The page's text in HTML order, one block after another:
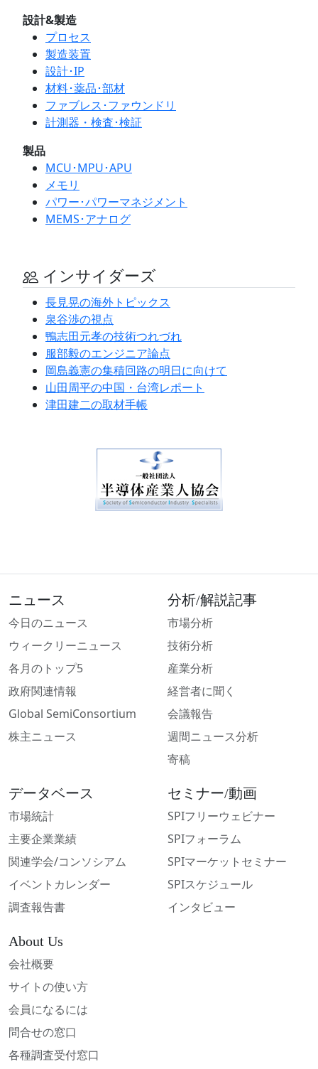
設計&製造
プロセス
製造装置
設計･IP
材料･薬品･部材
ファブレス･ファウンドリ
計測器・検査･検証
製品
MCU･MPU･APU
メモリ
パワー･パワーマネジメント
MEMS･アナログ
インサイダーズ
長見晃の海外トピックス
泉谷渉の視点
鴨志田元孝の技術つれづれ
服部毅のエンジニア論点
岡島義憲の集積回路の明日に向けて
山田周平の中国・台湾レポート
津田建二の取材手帳
ニュース
今日のニュース
ウィークリーニュース
各月のトップ5
政府関連情報
Global SemiConsortium
株主ニュース
分析/解説記事
市場分析
技術分析
産業分析
経営者に聞く
会議報告
週間ニュース分析
寄稿
データベース
市場統計
主要企業業績
関連学会/コンソシアム
イベントカレンダー
調査報告書
セミナー/動画
SPIフリーウェビナー
SPIフォーラム
SPIマーケットセミナー
SPIスケジュール
インタビュー
About Us
会社概要
サイトの使い方
会員になるには
問合せの窓口
各種調査受付窓口